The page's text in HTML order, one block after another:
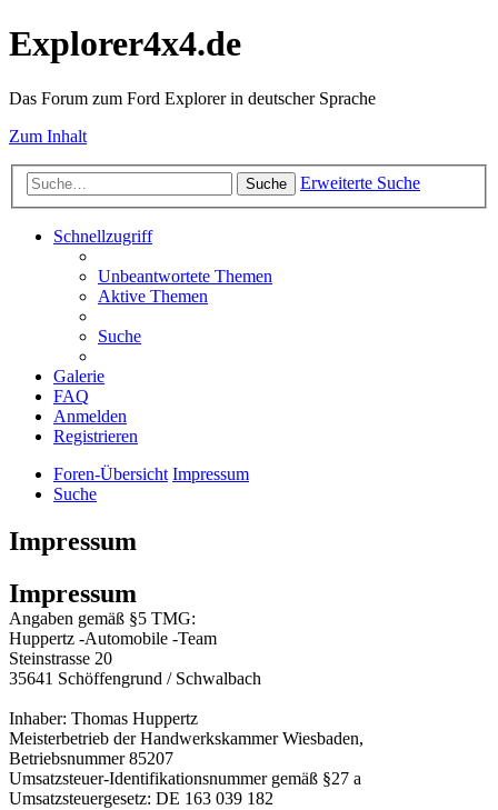
Explorer4x4.de
Das Forum zum Ford Explorer in deutscher Sprache
Zum Inhalt
Suche Erweiterte Suche
Schnellzugriff
Unbeantwortete Themen
Aktive Themen
Suche
Galerie
FAQ
Anmelden
Registrieren
Foren-Übersicht Impressum
Suche
Impressum
Impressum
Angaben gemäß §5 TMG:
Huppertz -Automobile -Team
Steinstrasse 20
35641 Schöffengrund / Schwalbach
Inhaber: Thomas Huppertz
Meisterbetrieb der Handwerkskammer Wiesbaden,
Betriebsnummer 85207
Umsatzsteuer-Identifikationsnummer gemäß §27 a
Umsatzsteuergesetz: DE 163 039 182